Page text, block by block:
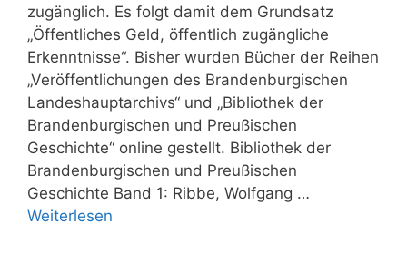
zugänglich. Es folgt damit dem Grundsatz
„Öffentliches Geld, öffentlich zugängliche
Erkenntnisse“. Bisher wurden Bücher der Reihen
„Veröffentlichungen des Brandenburgischen
Landeshauptarchivs“ und „Bibliothek der
Brandenburgischen und Preußischen
Geschichte“ online gestellt. Bibliothek der
Brandenburgischen und Preußischen
Geschichte Band 1: Ribbe, Wolfgang …
Weiterlesen